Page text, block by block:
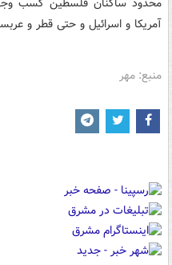
آمریکا و اسرائیل و حتی قطر و
منبع: مهر